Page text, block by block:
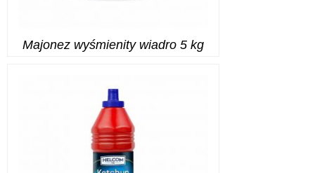
Majonez wyśmienity wiadro 5 kg